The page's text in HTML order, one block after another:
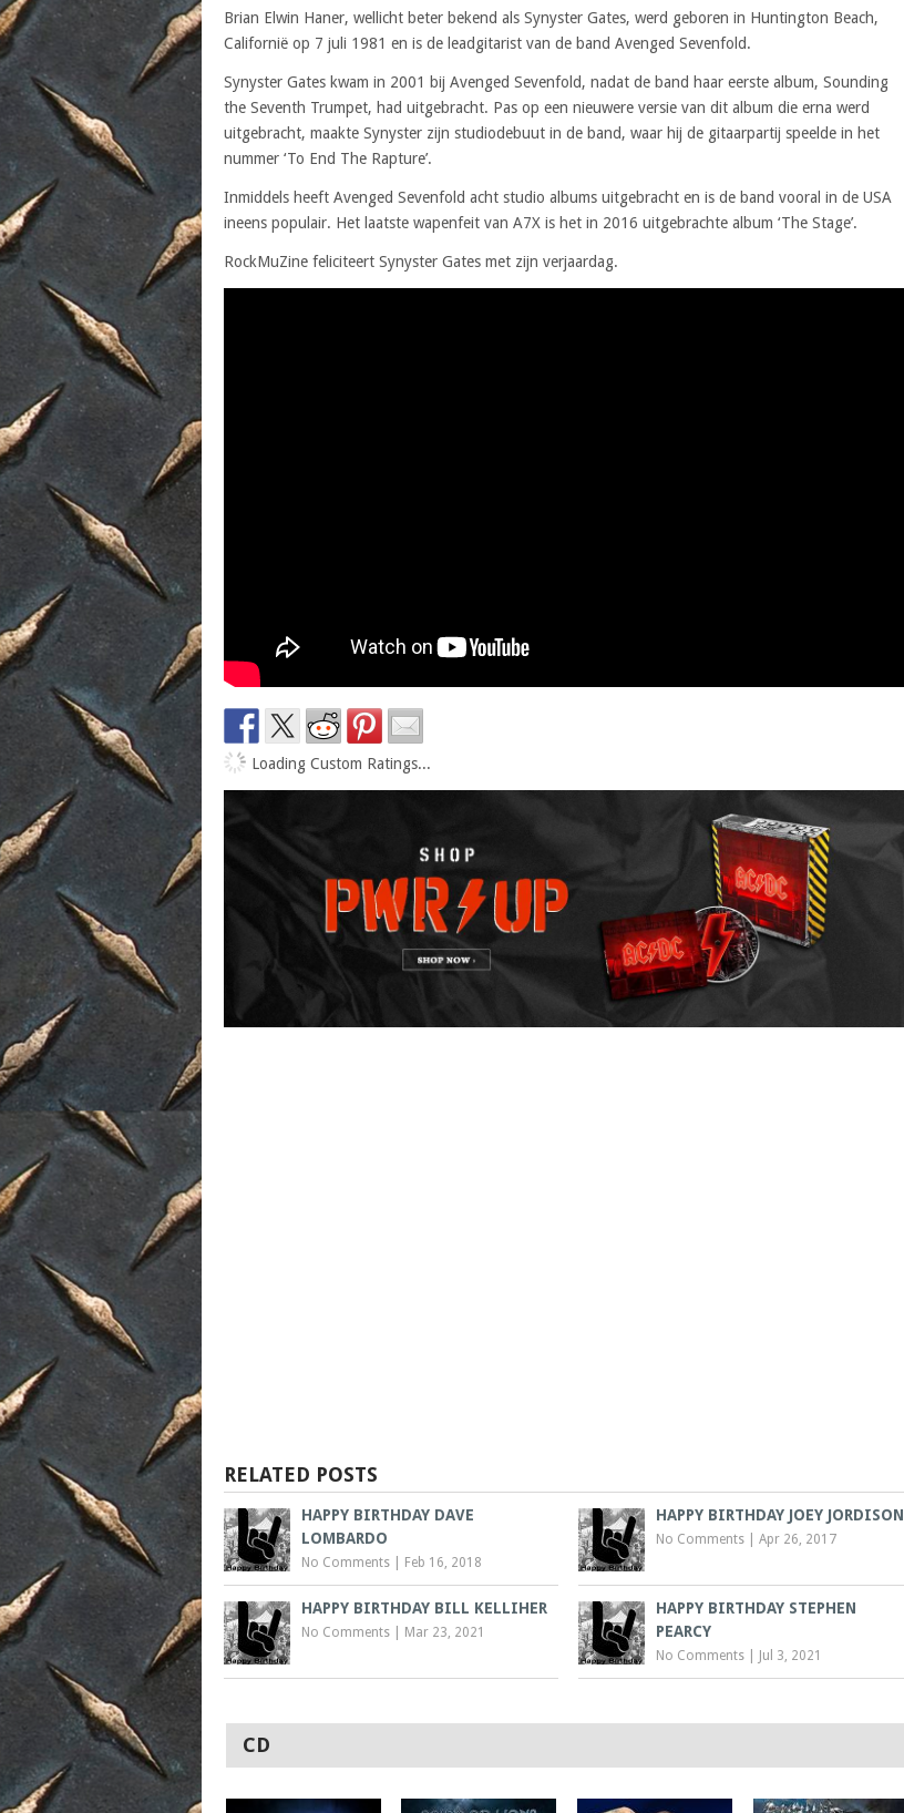
Brian Elwin Haner, wellicht beter bekend als Synyster Gates, werd geboren in Huntington Beach,
Californië op 7 juli 1981 en is de leadgitarist van de band Avenged Sevenfold.
Synyster Gates kwam in 2001 bij Avenged Sevenfold, nadat de band haar eerste album, Sounding
the Seventh Trumpet, had uitgebracht. Pas op een nieuwere versie van dit album die erna werd
uitgebracht, maakte Synyster zijn studiodebuut in de band, waar hij de gitaarpartij speelde in het
nummer ‘To End The Rapture’.
Inmiddels heeft Avenged Sevenfold acht studio albums uitgebracht en is de band vooral in de USA
ineens populair. Het laatste wapenfeit van A7X is het in 2016 uitgebrachte album ‘The Stage’.
RockMuZine feliciteert Synyster Gates met zijn verjaardag.
Loading Custom Ratings...
RELATED POSTS
HAPPY BIRTHDAY DAVE
LOMBARDO
No Comments Feb 16, 2018
HAPPY BIRTHDAY JOEY JORDISON
No Comments |Apr 26, 2017
HAPPY BIRTHDAY BILL KELLIHER
No Comments Mar 23, 2021
HAPPY BIRTHDAY STEPHEN
PEARCY
No Comments Jul 3, 2021
CD